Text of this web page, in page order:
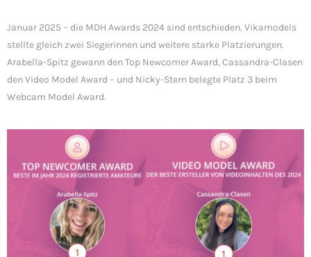
Januar 2025 – die MDH Awards 2024 sind entschieden. Vikamodels
stellte gleich zwei Siegerinnen und weitere starke Platzierungen.
Arabella-Spitz gewann den Top Newcomer Award, Cassandra-Clasen
den Video Model Award – und Nicky-Stern belegte Platz 3 beim
Webcam Model Award.